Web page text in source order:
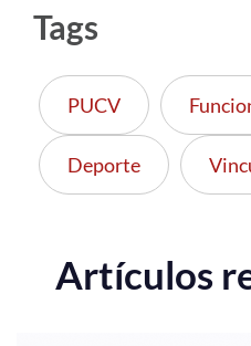
Tags
PUCV
Deporte
Artículos